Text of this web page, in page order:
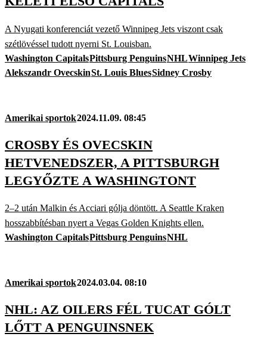
A Nyugati konferenciát vezető Winnipeg Jets viszont csak
szétlövéssel tudott nyerni St. Louisban.
Washington CapitalsPittsburg PenguinsNHLWinnipeg Jets
Alekszandr OvecskinSt. Louis BluesSidney Crosby
Amerikai sportok2024.11.09. 08:45
CROSBY ÉS OVECSKIN
HETVENEDSZER, A PITTSBURGH
LEGYŐZTE A WASHINGTONT
2–2 után Malkin és Acciari gólja döntött. A Seattle Kraken
hosszabbítésban nyert a Vegas Golden Knights ellen.
Washington CapitalsPittsburg PenguinsNHL
Amerikai sportok2024.03.04. 08:10
NHL: AZ OILERS FÉL TUCAT GÓLT
LŐTT A PENGUINSNEK